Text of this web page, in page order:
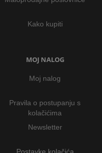
Kako kupiti
MOJ NALOG
Moj nalog
Pravila o postupanju s
kolačićima
Newsletter